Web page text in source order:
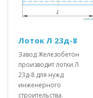
Лоток Л 23д-8
Завод Железобетон
производит лотки Л
23д-8 для нужд
инженерного
строительства.